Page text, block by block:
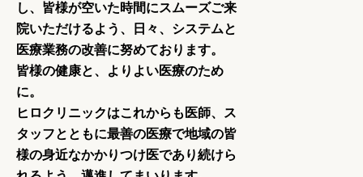
し、皆様が空いた時間にスムーズご来
院いただけるよう、日々、システムと
医療業務の改善に努めております。
皆様の健康と、よりよい医療のため
に。
ヒロクリニックはこれからも医師、ス
タッフとともに最善の医療で地域の皆
様の身近なかかりつけ医であり続けら